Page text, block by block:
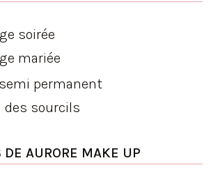
soirée
mariée
permanent
des sourcils
DE AURORE MAKE UP